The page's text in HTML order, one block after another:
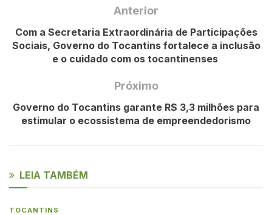
Anterior
Com a Secretaria Extraordinária de Participações
Sociais, Governo do Tocantins fortalece a inclusão
e o cuidado com os tocantinenses
Próximo
Governo do Tocantins garante R$ 3,3 milhões para
estimular o ecossistema de empreendedorismo
LEIA TAMBÉM
TOCANTINS